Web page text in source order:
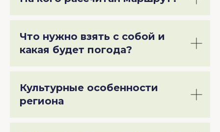
Что нужно взять с собой и
какая будет погода?
Культурные особенности
региона